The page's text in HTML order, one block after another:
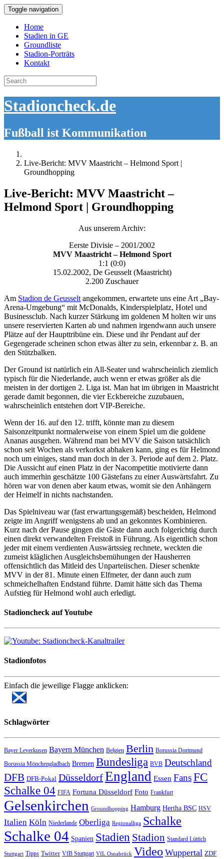
Toggle navigation
Home
Stadien in GE
Groundliste
Stadion-Porträts
Kontakt
Search
for:
Stadioncheck.de
Fußball ist Kommunikation
Live-Bericht: MVV Maastricht – Helmond Sport |
Groundhopping
Live-Bericht: MVV Maastricht –
Helmond Sport | Groundhopping
Aus unserem Archiv:
Eerste Divisie – 2001/2002
MVV Maastricht – Helmond Sport
1:1 (0:0)
15.02.2002, De Geusselt (Maastricht)
2.200 Zuschauer
Am Stadion de Geusselt angekommen, erwartete uns eine Art „Bay-
Arena-Umgebung“ mit McDonalds, Kinderspielplatz, Hotel und
Businessclub. Nach kurzer Stärkung im goldenen M holten wir uns
unsere reservierten Karten ab und nahmen irgendwann auch unsere
Plätze auf der Haupttribüne ein. Diese und ihr Pendant auf der
Gegengerade scheinen schon etwas älter zu sein, erkennbar z. B. an
den Stützbalken.
Der Ground ist natürlich ein All-Seater und wahrscheinlich ziemlich
typisch für die Niederlande, auch wenn er etwas größer als die
meisten in der dortigen 2. Liga ist. Man hat im übrigen in Maastricht
gerade damit begonnen, die vier Eckbereiche zuzubauen,
wahrscheinlich entstehen dort VIP-Bereiche.
Wenn der 16. auf den 12. trifft, könnte man zu diesem
Saisonzeitpunkt normalerweise von einem Spiel um die goldene
Ananas ausgehen. Während man bei MVV die Saison tatsächlich
schon seit Wochen als verkorkst abhaken kann, ging es für Helmond
noch um einiges, stand man doch in der 3. Periode auf dem 2. Platz.
Die Aussicht auf einen Platz in der Nacompetitie motivierte dann
auch immerhin geschätzte 100 Gästefans zu einer Auswärtsfahrt. Zu
hören war von denen aber kaum etwas, womit sie den Anhängern
der Heimelf in nichts nachstanden.
Das Spielniveau war (fast erwartungsgemäß) bescheiden, Helmond
zeigte im Angriff wenigstens ab und an gekonntes Kombinieren.
Kurz nach der Pause gingen die Gäste dann auch folgerichtig durch
einen direkt verwandelten Freistoß in Führung. Als eigentlich schon
jeder mit einem verdienten Auswärtssieg rechnete, weckten die
zumeist kläglichen Ausgleichsbemühungen der Hausherren
offensichtlich das Mitleid des Unparteiischen. Dieser schenkte
MVV in der 81. Minute einen Elfmeter, der dann auch zum
schmeichelhaften Endstand führte. Damit hätte sich das Thema
Aufstieg für Helmond wohl auch erledigt.
Stadioncheck auf Youtube
Stadionfotos
Einfach die jeweilige Flagge anklicken:
Schlagwörter
Bayer Leverkusen Bayern München Belgien Berlin Borussia Dortmund
Borussia Mönchengladbach Bremen Bundesliga BVB Deutschland
DFB DFB-Pokal DüsseldorfEngland Essen FansFC
Schalke 04 FIFA Fortuna Düsseldorf Foto Frankfurt
Gelsenkirchen Groundhopping Hamburg Hertha BSC HSV
Italien Köln Niederlande Oberliga Regionalliga Schalke
Schalke 04 Spanien Stadien Stadion Standard Lüttich
Stuttgart Tipps Twitter VfB Stuttgart VfL Osnabrück Video Wuppertal ZDF